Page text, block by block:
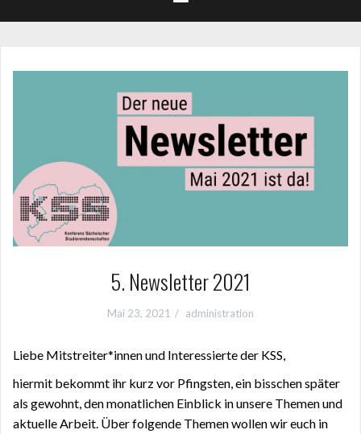
5. Newsletter 2021
Mai 23, 2021 administration
Liebe Mitstreiter*innen und Interessierte der KSS,
hiermit bekommt ihr kurz vor Pfingsten, ein bisschen später
als gewohnt, den monatlichen Einblick in unsere Themen und
aktuelle Arbeit. Über folgende Themen wollen wir euch in